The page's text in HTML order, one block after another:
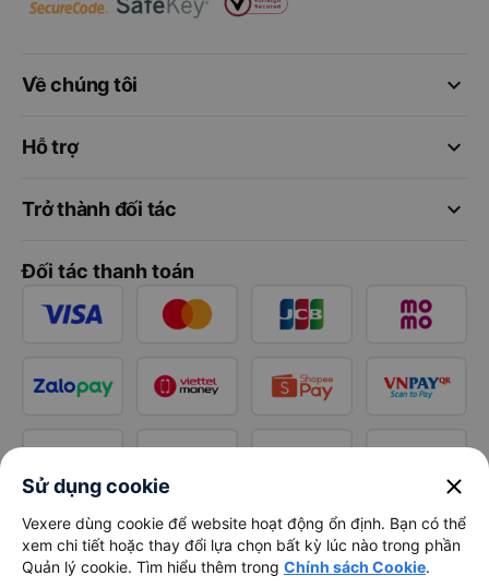
keyboard_arrow_down
Về chúng tôi
keyboard_arrow_down
Hỗ trợ
keyboard_arrow_down
Trở thành đối tác
Đối tác thanh toán
Sử dụng cookie close
Vexere dùng cookie để website hoạt động ổn định. Bạn có thể
xem chi tiết hoặc thay đổi lựa chọn bất kỳ lúc nào trong phần
Quản lý cookie. Tìm hiểu thêm trong Chính sách Cookie.